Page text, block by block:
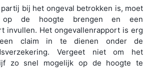
bij het ongeval betrokken is, moet
de hoogte brengen en een
invullen. Het ongevallenrapport is erg
claim in te dienen onder de
Vergeet niet om het
zo snel mogelijk op de hoogte te